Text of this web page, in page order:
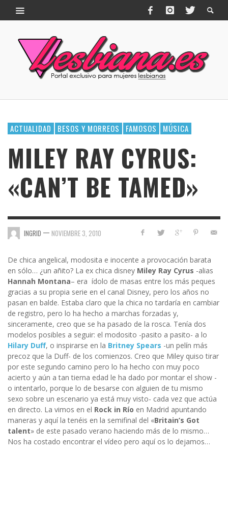
ACTUALIDAD BESOS Y MORREOS FAMOSOS MÚSICA
MILEY RAY CYRUS:
«CAN’T BE TAMED»
INGRID — NOVIEMBRE 3, 2010
De chica angelical, modosita e inocente a provocación barata
en sólo… ¿un añito? La ex chica disney Miley Ray Cyrus -alias
Hannah Montana– era ídolo de masas entre los más peques
gracias a su propia serie en el canal Disney, pero los años no
pasan en balde. Estaba claro que la chica no tardaría en cambiar
de registro, pero lo ha hecho a marchas forzadas y,
sinceramente, creo que se ha pasado de la rosca. Tenía dos
modelos posibles a seguir: el modosito -pasito a pasito- a lo
Hilary Duff, o inspirarse en la Britney Spears -un pelín más
precoz que la Duff- de los comienzos. Creo que Miley quiso tirar
por este segundo camino pero lo ha hecho con muy poco
acierto y aún a tan tierna edad le ha dado por montar el show -
o intentarlo, porque lo de besarse con alguien de tu mismo
sexo sobre un escenario ya está muy visto- cada vez que actúa
en directo. La vimos en el Rock in Río en Madrid apuntando
maneras y aquí la tenéis en la semifinal del «Britain’s Got
talent» de este pasado verano haciendo más de lo mismo…
Nos ha costado encontrar el vídeo pero aquí os lo dejamos…